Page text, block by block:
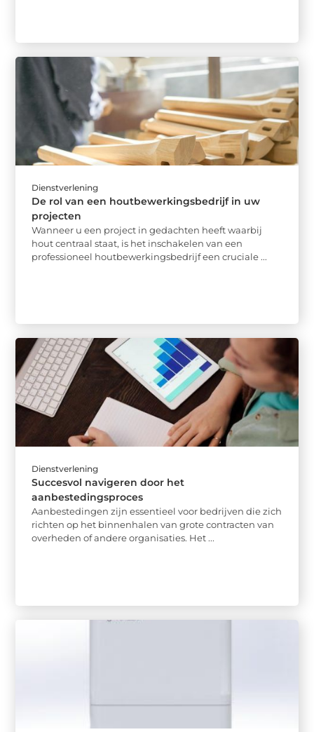
Dienstverlening
De rol van een houtbewerkingsbedrijf in uw
projecten
Wanneer u een project in gedachten heeft waarbij
hout centraal staat, is het inschakelen van een
professioneel houtbewerkingsbedrijf een cruciale ...
Dienstverlening
Succesvol navigeren door het
aanbestedingsproces
Aanbestedingen zijn essentieel voor bedrijven die zich
richten op het binnenhalen van grote contracten van
overheden of andere organisaties. Het ...